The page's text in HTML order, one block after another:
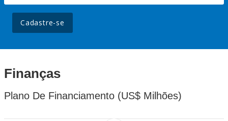
Cadastre-se
Finanças
Plano De Financiamento (US$ Milhões)